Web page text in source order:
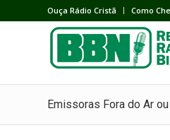
Ouça Rádio Cristã Como
Emissoras Fora do Ar